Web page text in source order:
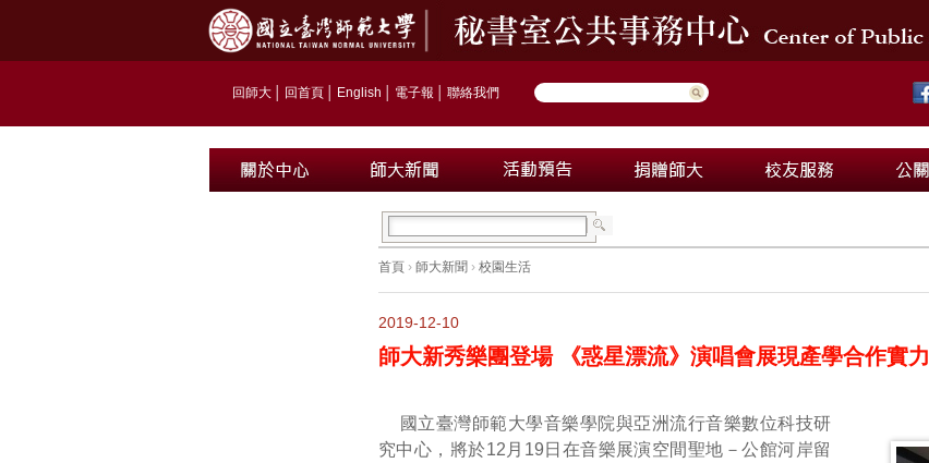
回師大 回首頁 English 電子報 聯絡我們
首頁 › 師大新聞 › 校園生活
2019-12-10
師大新秀樂團登場 《惑星漂流》演唱會展現產學合作實力
國立臺灣師範大學音樂學院與亞洲流行音樂數位科技研
究中心，將於12月19日在音樂展演空間聖地－公館河岸留